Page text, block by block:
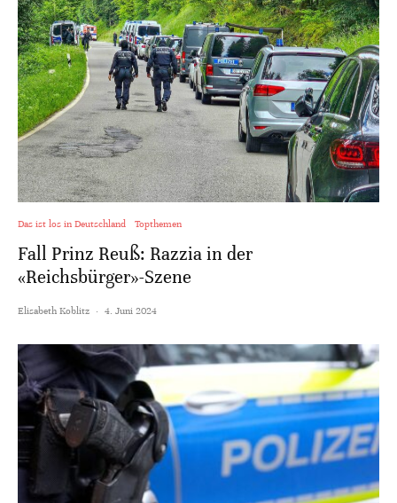
Das ist los in Deutschland Topthemen
Fall Prinz Reuß: Razzia in der
«Reichsbürger»-Szene
Elisabeth Koblitz · 4. Juni 2024